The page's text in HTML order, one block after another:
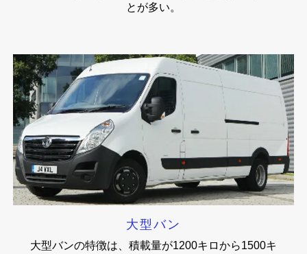
とが多い。
大型バン
大型バンの特徴は、積載量が1200キロから1500キ